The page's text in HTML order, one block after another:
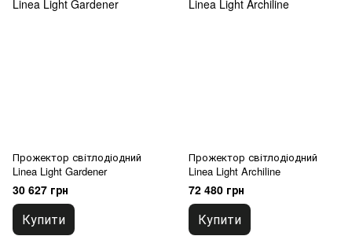
Прожектор світлодіодний
Linea Light Gardener
30 627 грн
Купити
Прожектор світлодіодний
Linea Light Archiline
72 480 грн
Купити